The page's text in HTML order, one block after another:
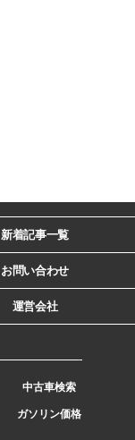
新着記事一覧
お問い合わせ
運営会社
中古車検索
ガソリン価格